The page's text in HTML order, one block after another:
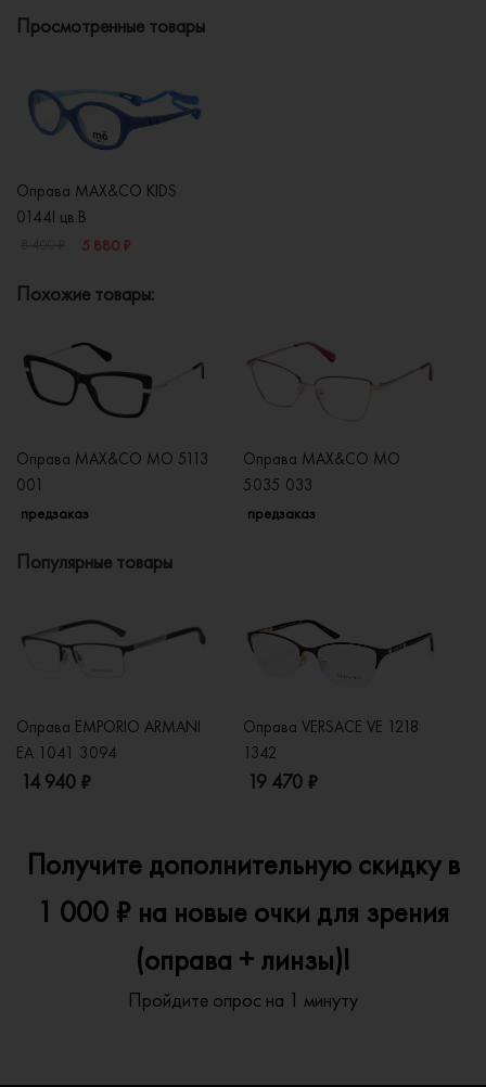
Просмотренные товары
Оправа MAX&CO KIDS
0144I цв.B
5 880 ₽
Похожие товары:
Оправа MAX&CO MO 5113
001
предзаказ
Оправа MAX&CO MO
5035 033
предзаказ
Популярные товары
Оправа EMPORIO ARMANI
EA 1041 3094
14 940 ₽
Оправа VERSACE VE 1218
1342
19 470 ₽
Получите дополнительную скидку в
1 000 ₽ на новые очки для зрения
(оправа + линзы)!
Пройдите опрос на 1 минуту